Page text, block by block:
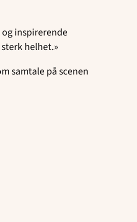
inspirerende
helhet.»
samtale på scenen